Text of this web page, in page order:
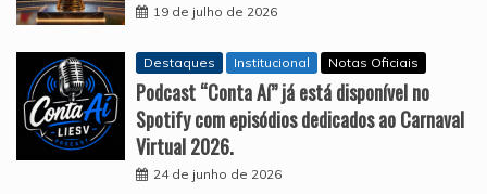
19 de julho de 2026
Destaques Institucional Notas Oficiais
Podcast “Conta Aí” já está disponível no
Spotify com episódios dedicados ao Carnaval
Virtual 2026.
24 de junho de 2026